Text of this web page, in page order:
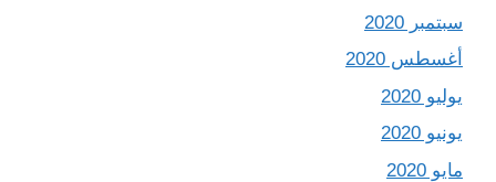
سبتمبر 2020
أغسطس 2020
يوليو 2020
يونيو 2020
مايو 2020